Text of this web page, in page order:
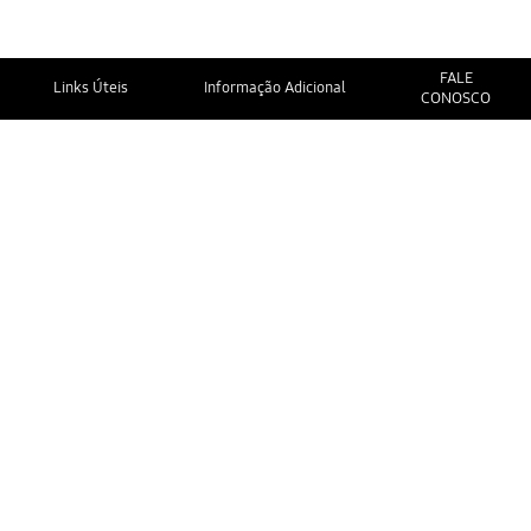
Links Úteis Informação Adicional
FALE
CONOSCO